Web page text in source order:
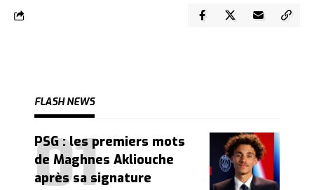
FLASH NEWS
PSG : les premiers mots
de Maghnes Akliouche
après sa signature